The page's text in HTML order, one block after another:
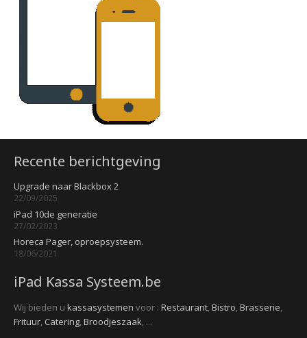
Recente berichtgeving
Upgrade naar Blackbox 2
22/09/2025
iPad 10de generatie
27/02/2023
Horeca Pager, oproepsysteem.
18/06/2021
iPad Kassa Systeem.be
Wij bieden u kassasystemen voor : Restaurant,Bistro,Brasserie,
Frituur, Catering,Broodjeszaak, ...